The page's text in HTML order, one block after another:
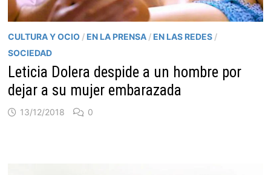
CULTURA Y OCIO / EN LA PRENSA / EN LAS REDES /
SOCIEDAD
Leticia Dolera despide a un hombre por
dejar a su mujer embarazada
13/12/2018 0